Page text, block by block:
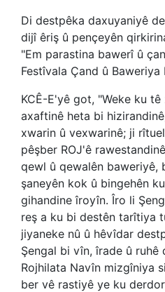
Di destpêka daxuyaniyê
dijî êriş û pençeyên
"Em parastina bawerî û
Festîvala Çand û
KCÊ-E'yê got, "Weke ku
axaftinê heta bi
xwarin û vexwarinê; ji
pêşber ROJ'ê
qewl û qewalên baweriyê,
şaneyên kok û bingehên
gihandine îroyîn. Îro li
reş a ku bi destên tarîtiya
jiyaneke nû û hêvîdar
Şengal bi vîn, îrade û
Rojhilata Navîn mizgîniya
ber vê rastiyê ye ku